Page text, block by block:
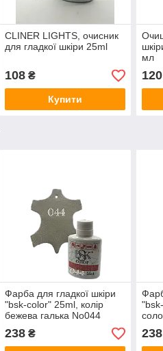
CLINER LIGHTS, очисник
для гладкої шкіри 25ml
108₴
Купити
мл
120
Фарба для гладкої шкіри
"bsk-color" 25ml, колір
бежева галька No044
238₴ 238